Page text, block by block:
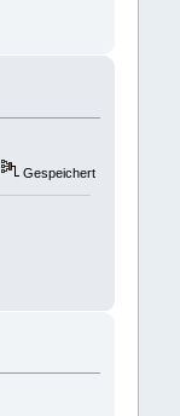
Gespeichert